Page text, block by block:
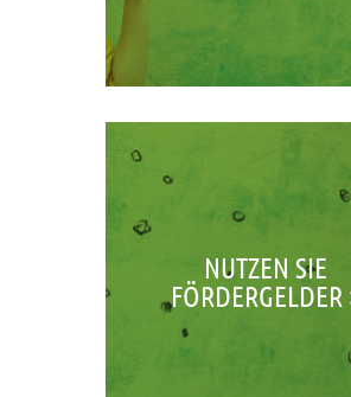
NUTZEN SIE
FÖRDERGELDER